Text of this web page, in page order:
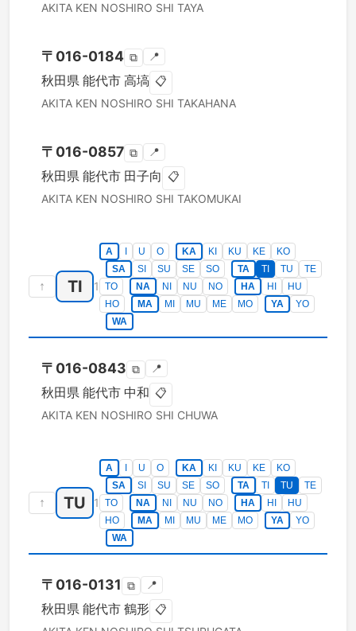
AKITA KEN NOSHIRO SHI TAYA
〒 016-0184 ⧉ 📍
秋田県 能代市 高塙 📋
AKITA KEN NOSHIRO SHI TAKAHANA
〒 016-0857 ⧉ 📍
秋田県 能代市 田子向 📋
AKITA KEN NOSHIRO SHI TAKOMUKAI
↑ TI 1
A U O KA KI KU KE
KO
SA
SI SU SE SO TA TI TU
TE
TO
NA NI NU NO HA HI
HU
HO
MA MI MU ME MO YA
YO
WA
〒 016-0843 ⧉ 📍
秋田県 能代市 中和 📋
AKITA KEN NOSHIRO SHI CHUWA
↑ TU 1
A U O KA KI KU KE
KO
SA
SI SU SE SO TA TI TU
TE
TO
NA NI NU NO HA HI
HU
HO
MA MI MU ME MO YA
YO
WA
〒 016-0131 ⧉ 📍
秋田県 能代市 鶴形 📋